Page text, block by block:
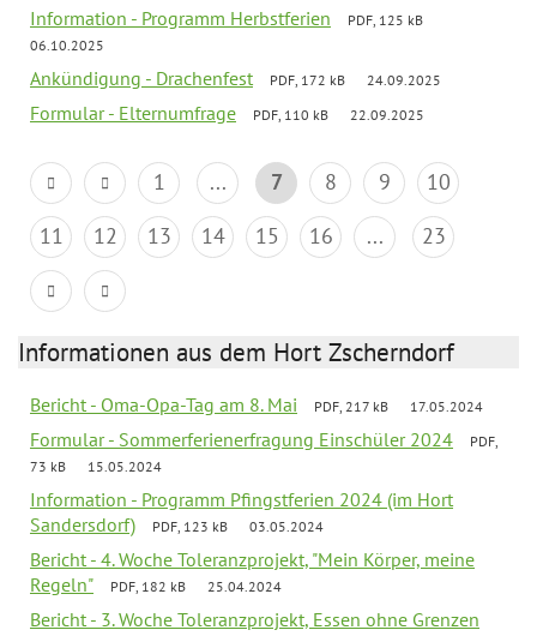
Information - Programm Herbstferien
PDF, 125 kB
06.10.2025
Ankündigung - Drachenfest PDF, 172 kB 24.09.2025
Formular - Elternumfrage PDF, 110 kB 22.09.2025
1 ... 7 8 9
10
11
12 13 14 15 16 ... 23
Informationen aus dem Hort Zscherndorf
Bericht - Oma-Opa-Tag am 8. Mai PDF, 217 kB 17.05.2024
Formular - Sommerferienerfragung Einschüler 2024
PDF,
73 kB
15.05.2024
Information - Programm Pfingstferien 2024 (im Hort
Sandersdorf)
PDF, 123 kB 03.05.2024
Bericht - 4. Woche Toleranzprojekt, "Mein Körper, meine
Regeln"
PDF, 182 kB 25.04.2024
Bericht - 3. Woche Toleranzprojekt, Essen ohne Grenzen